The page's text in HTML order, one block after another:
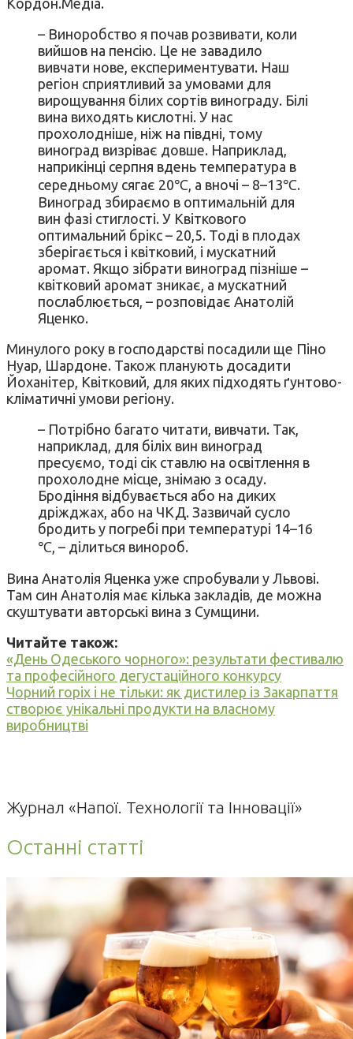
– Виноробство я почав розвивати, коли
вийшов на пенсію. Це не завадило
вивчати нове, експериментувати. Наш
регіон сприятливий за умовами для
вирощування білих сортів винограду. Білі
вина виходять кислотні. У нас
прохолодніше, ніж на півдні, тому
виноград визріває довше. Наприклад,
наприкінці серпня вдень температура в
середньому сягає 20℃, а вночі – 8–13℃.
Виноград збираємо в оптимальній для
вин фазі стиглості. У Квіткового
оптимальний брікс – 20,5. Тоді в плодах
зберігається і квітковий, і мускатний
аромат. Якщо зібрати виноград пізніше –
квітковий аромат зникає, а мускатний
послаблюється, – розповідає Анатолій
Яценко.
Минулого року в господарстві посадили ще Піно
Нуар, Шардоне. Також планують досадити
Йоханітер, Квітковий, для яких підходять ґунтово-
кліматичні умови регіону.
– Потрібно багато читати, вивчати. Так,
наприклад, для біліх вин виноград
пресуємо, тоді сік ставлю на освітлення в
прохолодне місце, знімаю з осаду.
Бродіння відбувається або на диких
дріжджах, або на ЧКД. Зазвичай сусло
бродить у погребі при температурі 14–16
℃, – ділиться винороб.
Вина Анатолія Яценка уже спробували у Львові.
Там син Анатолія має кілька закладів, де можна
скуштувати авторські вина з Сумщини.
Читайте також:
«День Одеського чорного»: результати фестивалю
та професійного дегустаційного конкурсу
Чорний горіх і не тільки: як дистилер із Закарпаття
створює унікальні продукти на власному
виробництві
Журнал «Напої. Технології та Інновації»
Останні статті